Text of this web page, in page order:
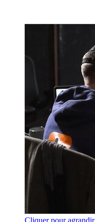
Cliquer pour agrandir